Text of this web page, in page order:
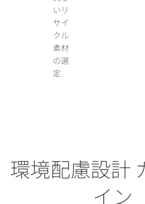
いリ
サイ
クル
素材
の選
定
環境配慮設計
イン